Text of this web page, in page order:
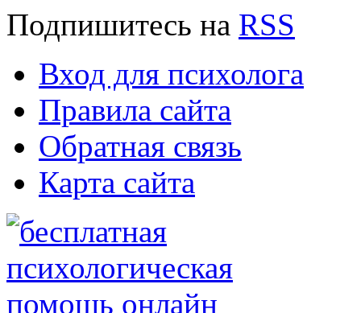
Подпишитесь на RSS
Вход для психолога
Правила сайта
Обратная связь
Карта сайта